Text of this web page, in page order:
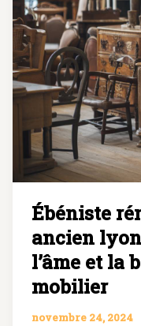
Ébéniste
ancien
l’âme et la
mobilier
novembre 24, 2024